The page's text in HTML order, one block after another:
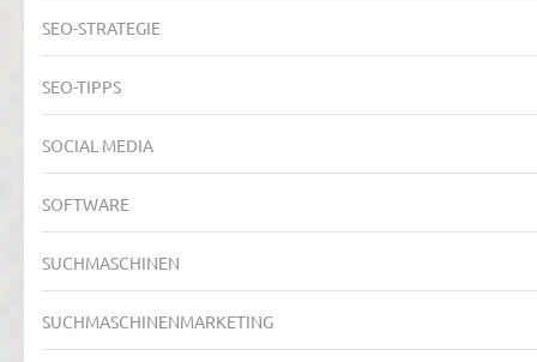
SEO-STRATEGIE
SEO-TIPPS
SOCIAL MEDIA
SOFTWARE
SUCHMASCHINEN
SUCHMASCHINENMARKETING